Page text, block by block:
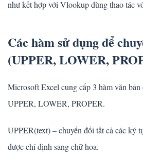
như kết hợp với Vlookup dùng thao tác
Các hàm sử dụng để
(UPPER, LOWER,
Microsoft Excel cung cấp 3 hàm văn bản
UPPER, LOWER, PROPER.
UPPER(text) – chuyển đổi tất cả các ký
được chỉ định sang chữ hoa.